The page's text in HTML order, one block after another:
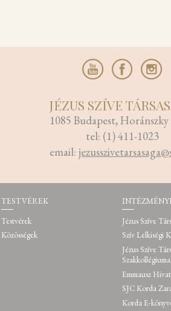
JÉZUS SZÍVE
1085 Budapest, Horánszky
tel: (1) 411-1023
email:
TESTVÉREK
Testvérek
Közösségek
Jézus Szíve
Szív Lelkiségi
Jézus Szíve
Szakkollégiuma
Emmausz
SJC Korda
Korda E-